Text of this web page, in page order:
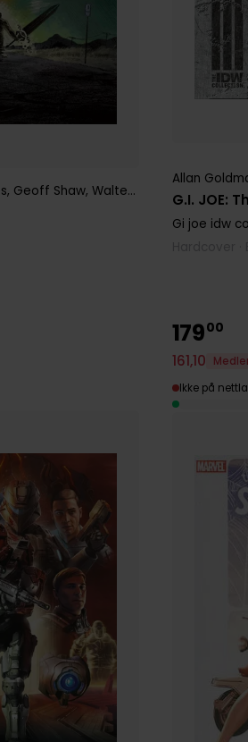
, Geoff Shaw,Walter Geovanni G.I. JOE:
Allan
Gi joe idw
17900
161,10
Ikke på